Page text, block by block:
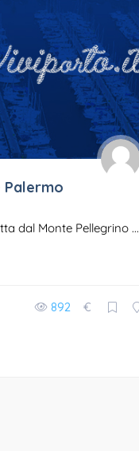
Palermo
dal Monte Pellegrino ...
892 €